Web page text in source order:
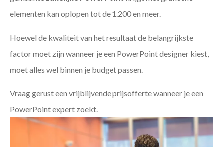
elementen kan oplopen tot de 1.200 en meer.
Hoewel de kwaliteit van het resultaat de belangrijkste
factor moet zijn wanneer je een PowerPoint designer kiest,
moet alles wel binnen je budget passen.
Vraag gerust een vrijblijvende prijsoffertewanneer je een
PowerPoint expert zoekt.